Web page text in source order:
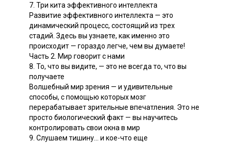
7. Три кита эффективного интеллекта
Развитие эффективного интеллекта — это
динамический процесс, состоящий из трех
стадий. Здесь вы узнаете, как именно это
происходит — гораздо легче, чем вы думаете!
Часть 2. Мир говорит с нами
8. То, что вы видите, — это не всегда то, что вы
получаете
Волшебный мир зрения — и удивительные
способы, с помощью которых мозг
перерабатывает зрительные впечатления. Это не
просто биологический факт — вы научитесь
контролировать свои окна в мир
9. Слушаем тишину… и кое-что еще